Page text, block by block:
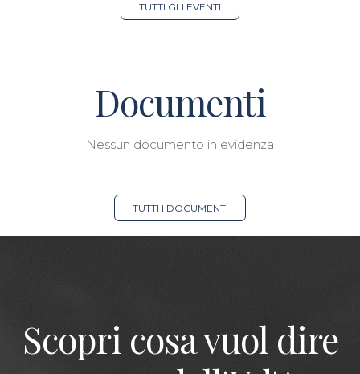
TUTTI GLI EVENTI
Documenti
Nessun documento in evidenza
TUTTI I DOCUMENTI
Scopri cosa vuol dire